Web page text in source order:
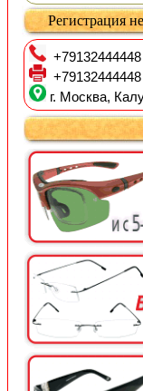
Регистрация
+79132444448
+79132444448
г. Москва,